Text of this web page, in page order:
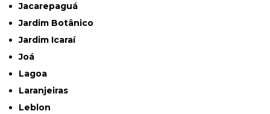
Jacarepaguá
Jardim Botânico
Jardim Icaraí
Joá
Lagoa
Laranjeiras
Leblon